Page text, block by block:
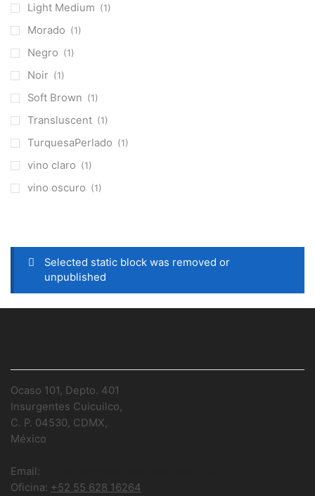
Light Medium (1)
Morado (1)
Negro (1)
Noir (1)
Soft Brown (1)
Transluscent (1)
TurquesaPerlado (1)
vino claro (1)
vino oscuro (1)
Selected static block was removed or
unpublished
Ocaso 101, Depto. 401
Insurgentes Cuicuilco,
C. P. 04530, CDMX,
México
Email:
Oficina: +52 55 628 16264